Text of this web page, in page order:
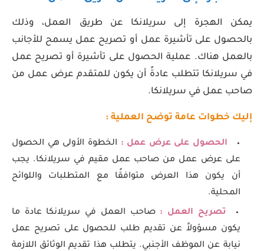
يمكن الهجرة إلى سريلانكا عن طريق العمل، وذلك
بالحصول على تأشيرة عمل أو تصريح عمل يسمح للأجانب
بالعمل هناك. عملية الحصول على تأشيرة أو تصريح عمل
في سريلانكا تتطلب عادةً أن يكون للمتقدم عرض عمل من
صاحب عمل في سريلانكا.
إليك خطوات عامة توضح العملية :
الحصول على عرض عمل : الخطوة الأولى هي الحصول
على عرض عمل من صاحب عمل مقيم في سريلانكا. يجب
أن يكون هذا العرض متوافقًا مع المتطلبات واللوائح
المحلية.
تصريح العمل : صاحب العمل في سريلانكا عادة ما
يكون مسؤولاً عن تقديم طلب للحصول على تصريح عمل
نيابة عن الموظف الأجنبي. يتطلب هذا تقديم الوثائق اللازمة